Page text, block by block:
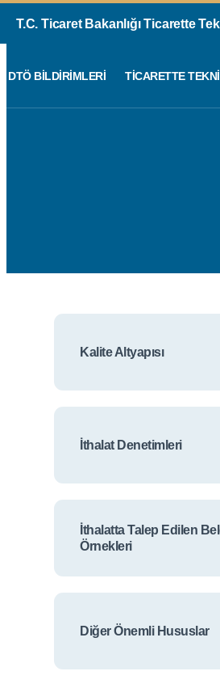
T.C. Ticaret Bakanlığı Ticarette
DTÖ BILDIRIMLERI TICARETTE
Kalite Altyapısı
İthalat Denetimleri
İthalatta Talep Edilen
Örnekleri
Diğer Önemli Hususlar